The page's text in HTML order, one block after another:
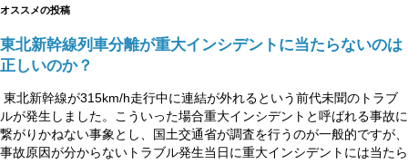
オススメの投稿
東北新幹線列車分離が重大インシデントに当たらないのは
正しいのか？
東北新幹線が315km/h走行中に連結が外れるという前代未聞のトラブ
ルが発生しました。こういった場合重大インシデントと呼ばれる事故に
繋がりかねない事象とし、国土交通省が調査を行うのが一般的ですが、
事故原因が分からないトラブル発生当日に重大インシデントには当たら